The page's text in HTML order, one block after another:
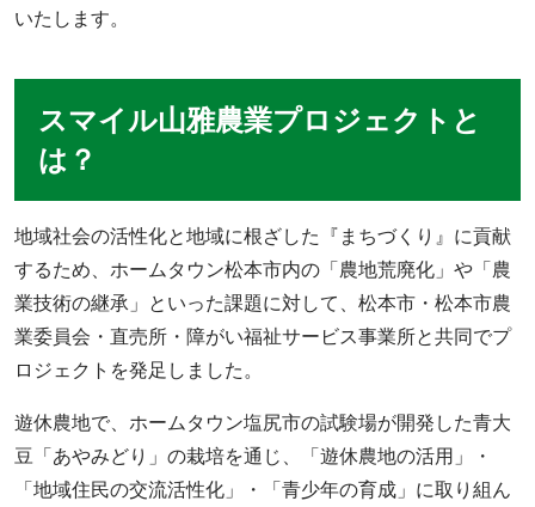
いたします。
スマイル山雅農業プロジェクトと
は？
地域社会の活性化と地域に根ざした『まちづくり』に貢献
するため、ホームタウン松本市内の「農地荒廃化」や「農
業技術の継承」といった課題に対して、松本市・松本市農
業委員会・直売所・障がい福祉サービス事業所と共同でプ
ロジェクトを発足しました。
遊休農地で、ホームタウン塩尻市の試験場が開発した青大
豆「あやみどり」の栽培を通じ、「遊休農地の活用」・
「地域住民の交流活性化」・「青少年の育成」に取り組ん